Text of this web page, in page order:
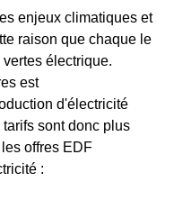
enjeux climatiques et
raison que chaque le
électrique.
est
d'électricité
sont donc plus
offres EDF
: